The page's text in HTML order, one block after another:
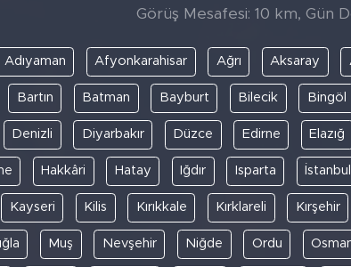
Görüş Mesafesi: 10 km, Gün
Adıyaman Afyonkarahisar Ağrı Aksaray
Bartın Batman Bayburt Bilecik Bingöl
Denizli Diyarbakır Düzce Edirne Elazığ
Hakkâri Hatay Iğdır Isparta İstanbul
Kayseri Kilis Kırıkkale Kırklareli Kırşehir
Muş Nevşehir Niğde Ordu